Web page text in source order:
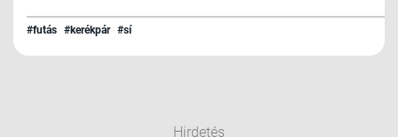
#futás #kerékpár #sí
Hirdetés